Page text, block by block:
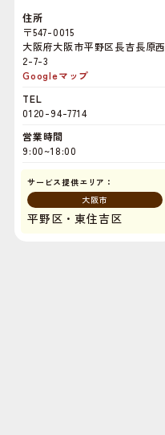
住所
〒547-0015
大阪府大阪市平野区長吉長原西
2-7-3
Googleマップ
TEL
0120-94-7714
営業時間
9:00~18:00
サービス提供エリア：
大阪市
平野区・東住吉区